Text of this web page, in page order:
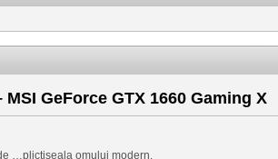
MSI GeForce GTX 1660 Gaming X
…plictiseala omului modern.